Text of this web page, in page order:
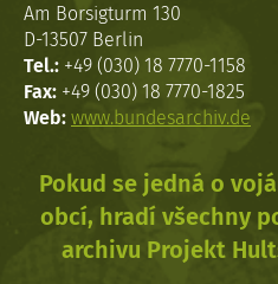
Am Borsigturm 130
D-13507 Berlin
Tel.: +49 (030) 18 7770-1158
Fax: +49 (030) 18 7770-1825
Web: www.bundesarchiv.de
Pokud se jedná o
obcí, hradí všechny
archivu Projekt